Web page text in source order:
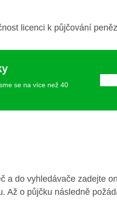
licenci k půjčování
se na více než 40
a do vyhledávače zadejte
Až o půjčku následně